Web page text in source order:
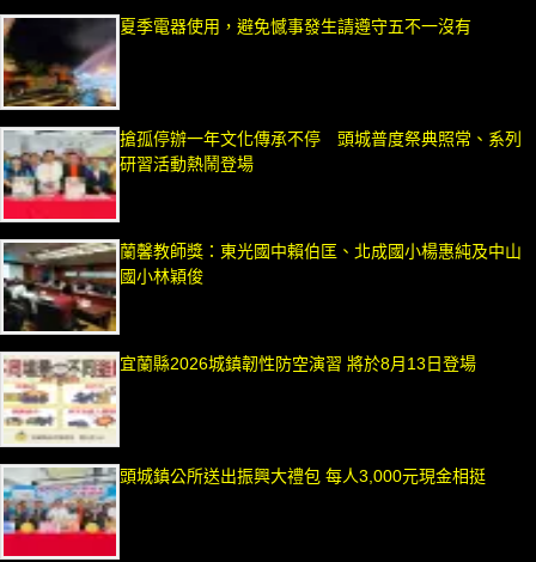
夏季電器使用，避免憾事發生請遵守五不一沒有
搶孤停辦一年文化傳承不停 頭城普度祭典照常、系列
研習活動熱鬧登場
蘭馨教師獎：東光國中賴伯匡、北成國小楊惠純及中山
國小林穎俊
宜蘭縣2026城鎮韌性防空演習 將於8月13日登場
頭城鎮公所送出振興大禮包 每人3,000元現金相挺